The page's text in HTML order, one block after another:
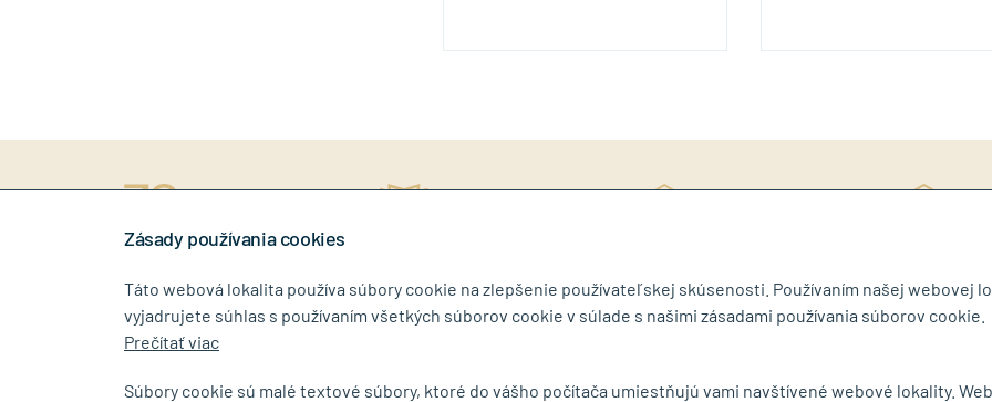
prístup
0917 268 507 info@tinbyt.sk
Zásady používania cookies
Táto webová lokalita používa súbory cookie na zlepšenie používateľskej skúsenosti. Používaním našej webovej
vyjadrujete súhlas s používaním všetkých súborov cookie v súlade s našimi zásadami používania súborov cookie.
Prečítať viac
Súbory cookie sú malé textové súbory, ktoré do vášho počítača umiestňujú vami navštívené webové lokality.